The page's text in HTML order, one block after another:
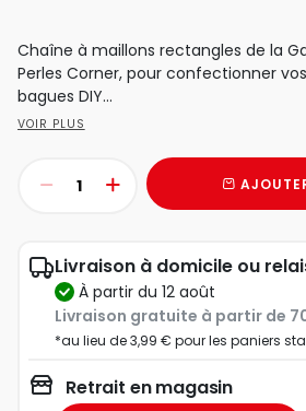
Chaîne à maillons rectangles de la
Perles Corner, pour confectionner
bagues DIY...
VOIR PLUS
Livraison à domicile ou
à partir du 12 août
Livraison gratuite à partir de
*au lieu de 3,99 € pour les paniers
Retrait en magasin